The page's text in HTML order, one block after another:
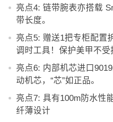
亮点4: 链带腕表亦搭载
带长度。
亮点5: 赠送1把专柜配置
调时工具！保护美甲不受
亮点6: 内部机芯进口
动机芯，“芯”如正品。
亮点7: 具有100m防水性
纤薄设计